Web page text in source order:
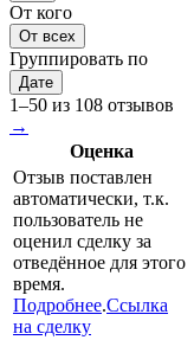
От кого
От всех
Группировать по
Дате
1–50 из 108 отзывов
→
Оценка
Отзыв поставлен
автоматически, т.к.
пользователь не
оценил сделку за
отведённое для этого
время.
Подробнее.Ссылка
на сделку